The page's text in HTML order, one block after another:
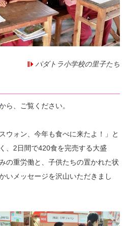
パダトラ小学校の里子たち
ら、ご覧ください。
ウォン、今年も食べに来たよ！」と
、2日間で420食を完売する大盛
の重労働と、子供たちの置かれた状
いメッセージを沢山いただきまし